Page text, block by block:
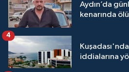
Aydın’da
kenarında
iddialarına
4